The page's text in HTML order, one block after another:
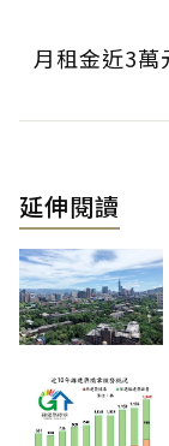
月租金近3萬
延伸閱讀